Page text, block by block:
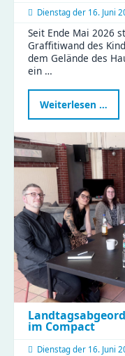
Dienstag der 16. Juni
Seit Ende Mai 2026
Graffitiwand des
dem Gelände des
ein …
Weiterlesen …
–
Platz
für
im Compact
Dienstag der 16. Juni